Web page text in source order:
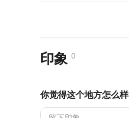
印象 0
你觉得这个地方怎么样